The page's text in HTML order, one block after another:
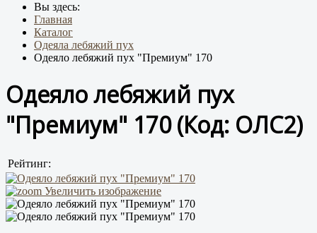
Вы здесь:
Главная
Каталог
Одеяла лебяжий пух
Одеяло лебяжий пух "Премиум" 170
Одеяло лебяжий пух
"Премиум" 170(Код: ОЛС2)
Рейтинг:
Увеличить изображение